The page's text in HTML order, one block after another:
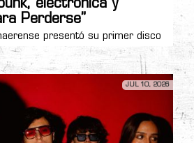
electrónica y
Perderse”
presentó su primer disco
JUL 10, 2026